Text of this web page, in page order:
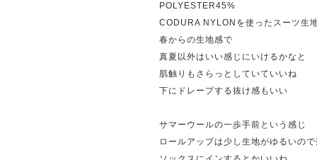
POLYESTER45%
CODURA NYLONを使ったスーツ生
春からの生地感で
真夏以外はいい感じにいけるかなと
肌触りもさらっとしていていいね
下にドレープする抜け感もいい
サマーウールの一歩手前という感じ
ロールアップは少し生地がゆるいの